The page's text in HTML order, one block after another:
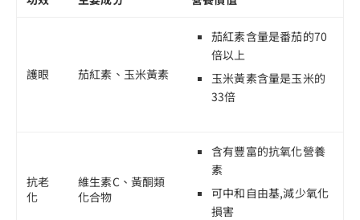
護眼 茄紅素、玉米黃素
茄紅素含量是番茄的70
倍以上
玉米黃素含量是玉米的
33倍
抗老
化
維生素C、黃酮類
化合物
含有豐富的抗氧化營養
素
可中和自由基,減少氧化
損害